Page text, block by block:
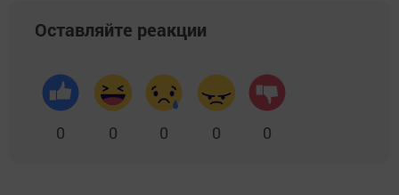
Оставляйте реакции
0 0 0 0 0